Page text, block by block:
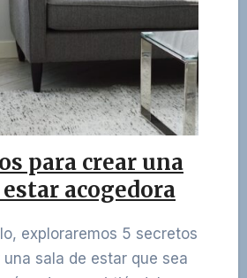
para crear una
acogedora
una sala de estar que sea